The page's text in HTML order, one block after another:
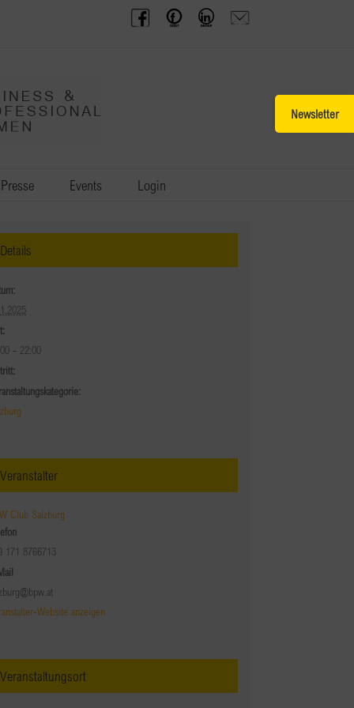
BPW
Austria
Offenes
Frauennetzwerk
BPW
Gruppe
Anfrage
schicken
Presse Events Login
Details
- 22:00
Veranstalter
Club Salzburg
171 8766713
Website anzeigen
Veranstaltungsort
Sliding